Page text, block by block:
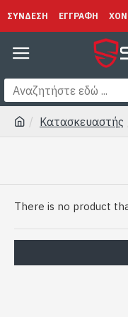
ΣΥΝΔΕΣΗ ΕΓΓΡΑΦΗ
Κατασκευαστής
There is no product